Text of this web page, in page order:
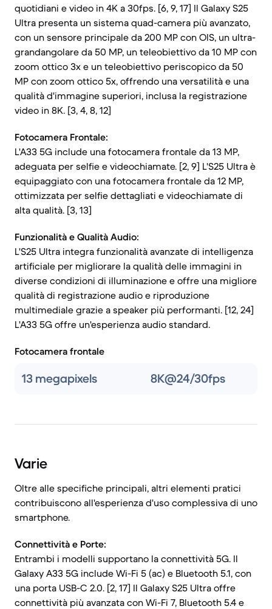
quotidiani e video in 4K a 30fps. [6, 9, 17] Il Galaxy S25
Ultra presenta un sistema quad-camera più avanzato,
con un sensore principale da 200 MP con OIS, un ultra-
grandangolare da 50 MP, un teleobiettivo da 10 MP con
zoom ottico 3x e un teleobiettivo periscopico da 50
MP con zoom ottico 5x, offrendo una versatilità e una
qualità d'immagine superiori, inclusa la registrazione
video in 8K. [3, 4, 8, 12]
Fotocamera Frontale:
L'A33 5G include una fotocamera frontale da 13 MP,
adeguata per selfie e videochiamate. [2, 9] L'S25 Ultra è
equipaggiato con una fotocamera frontale da 12 MP,
ottimizzata per selfie dettagliati e videochiamate di
alta qualità. [3, 13]
Funzionalità e Qualità Audio:
L'S25 Ultra integra funzionalità avanzate di intelligenza
artificiale per migliorare la qualità delle immagini in
diverse condizioni di illuminazione e offre una migliore
qualità di registrazione audio e riproduzione
multimediale grazie a speaker più performanti. [12, 24]
L'A33 5G offre un'esperienza audio standard.
Fotocamera frontale
13 megapixels 8K@24/30fps
Varie
Oltre alle specifiche principali, altri elementi pratici
contribuiscono all'esperienza d'uso complessiva di uno
smartphone.
Connettività e Porte:
Entrambi i modelli supportano la connettività 5G. Il
Galaxy A33 5G include Wi-Fi 5 (ac) e Bluetooth 5.1, con
una porta USB-C 2.0. [2, 17] Il Galaxy S25 Ultra offre
connettività più avanzata con Wi-Fi 7, Bluetooth 5.4 e